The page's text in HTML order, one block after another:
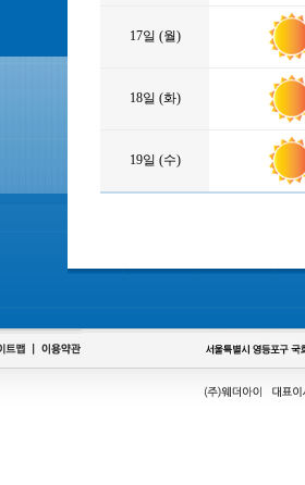
17일 (월)
18일 (화)
19일 (수)